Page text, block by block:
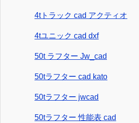
4tトラック cad アクティオ
4tユニック cad dxf
50t ラフター Jw_cad
50tラフター cad kato
50tラフター jwcad
50tラフター 性能表 cad